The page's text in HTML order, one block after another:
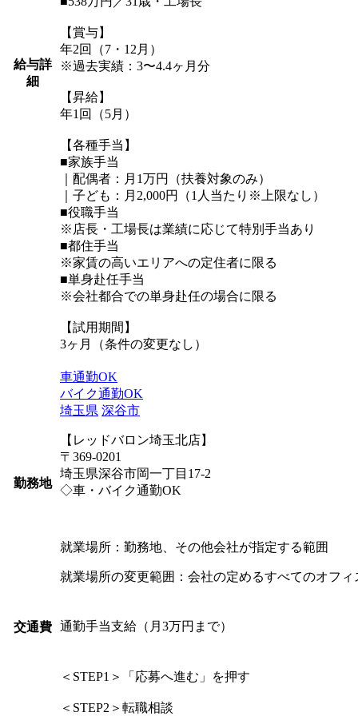
給与詳
細
【賞与】
年2回（7・12月）
※過去実績：3〜4.4ヶ月分
【昇給】
年1回（5月）
【各種手当】
■家族手当
｜配偶者：月1万円（扶養対象のみ）
｜子ども：月2,000円（1人当たり※上限なし）
■役職手当
※店長・工場長は業績に応じて特別手当あり
■都住手当
※家賃の高いエリアへの定住者に限る
■単身赴任手当
※会社都合での単身赴任の場合に限る
【試用期間】
3ヶ月（条件の変更なし）
勤務地
車通勤OK
バイク通勤OK
埼玉県 深谷市
【レッドバロン埼玉北店】
〒369-0201
埼玉県深谷市岡一丁目17-2
◇車・バイク通勤OK
就業場所：勤務地、その他会社が指定する範囲
就業場所の変更範囲：会社の定めるすべてのオフィ
交通費 通勤手当支給（月3万円まで）
＜STEP1＞「応募へ進む」を押す
＜STEP2＞転職相談